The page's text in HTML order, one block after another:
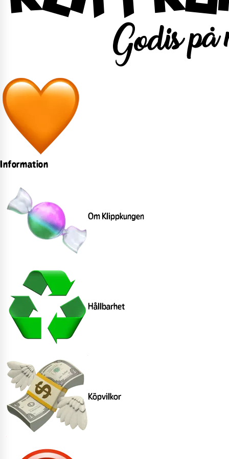
Information
Om Klippkungen
Hållbarhet
Köpvilkor